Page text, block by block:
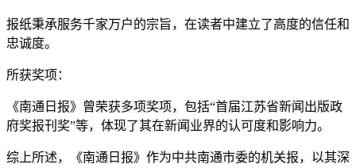
报纸秉承服务千家万户的宗旨，在读者中建立了高度的信任和
忠诚度。
所获奖项：
《南通日报》曾荣获多项奖项，包括“首届江苏省新闻出版政
府奖报刊奖”等，体现了其在新闻业界的认可度和影响力。
综上所述，《南通日报》作为中共南通市委的机关报，以其深